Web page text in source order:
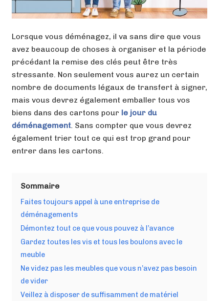
Lorsque vous déménagez, il va sans dire que vous
avez beaucoup de choses à organiser et la période
précédant la remise des clés peut être très
stressante. Non seulement vous aurez un certain
nombre de documents légaux de transfert à signer,
mais vous devrez également emballer tous vos
biens dans des cartons pour le jour du
déménagement . Sans compter que vous devrez
également trier tout ce qui est trop grand pour
entrer dans les cartons.
Sommaire
Faites toujours appel à une entreprise de
déménagements
Démontez tout ce que vous pouvez à l’avance
Gardez toutes les vis et tous les boulons avec le
meuble
Ne videz pas les meubles que vous n’avez pas besoin
de vider
Veillez à disposer de suffisamment de matériel